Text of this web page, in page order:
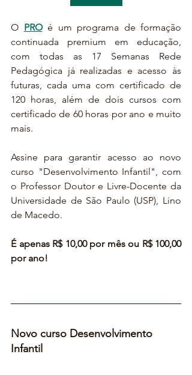
O PRO é um programa de formação
continuada premium em educação,
com todas as 17 Semanas Rede
Pedagógica já realizadas e acesso às
futuras, cada uma com certificado de
120 horas, além de dois cursos com
certificado de 60 horas por ano e muito
mais.
Assine para garantir acesso ao novo
curso "Desenvolvimento Infantil", com
o Professor Doutor e Livre-Docente da
Universidade de São Paulo (USP), Lino
de Macedo.
É apenas R$ 10,00 por mês ou R$ 100,00
por ano!
Novo curso Desenvolvimento
Infantil